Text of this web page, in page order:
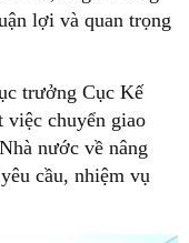
lợi và quan trọng
trưởng Cục Kế
việc chuyển giao
nước về nâng
cầu, nhiệm vụ